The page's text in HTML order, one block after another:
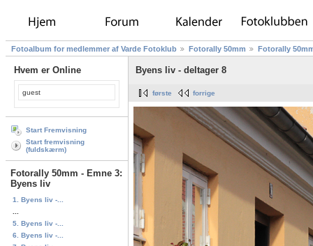
Fotoalbum for medlemmer af Varde Fotoklub Fotorally 50mm Fotorally
Hvem er Online
guest
Start Fremvisning
Start fremvisning
(fuldskærm)
Fotorally 50mm - Emne 3:
Byens liv
1. Byens liv -...
5. Byens liv -...
6. Byens liv -...
Byens liv - deltager 8
første forrige